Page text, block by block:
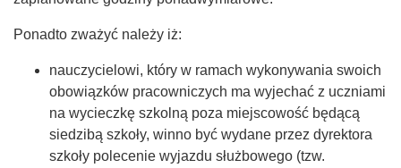
Ponadto zważyć należy iż:
nauczycielowi, który w ramach wykonywania swoich
obowiązków pracowniczych ma wyjechać z uczniami
na wycieczkę szkolną poza miejscowość będącą
siedzibą szkoły, winno być wydane przez dyrektora
szkoły polecenie wyjazdu służbowego (tzw.